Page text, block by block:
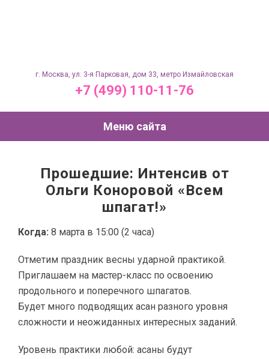
г. Москва, ул. 3-я Парковая, дом 33, метро Измайловская
+7 (499) 110-11-76
Меню сайта
Прошедшие: Интенсив от
Ольги Коноровой «Всем
шпагат!»
Когда: 8 марта в 15:00 (2 часа)
Отметим праздник весны ударной практикой.
Приглашаем на мастер-класс по освоению
продольного и поперечного шпагатов.
Будет много подводящих асан разного уровня
сложности и неожиданных интересных заданий.
Уровень практики любой: асаны будут